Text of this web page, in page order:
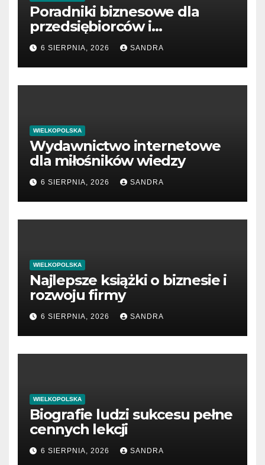
Poradniki biznesowe dla
przedsiębiorców i
menedżerów
6 SIERPNIA, 2026 SANDRA
WIELKOPOLSKA
Wydawnictwo internetowe
dla miłośników wiedzy
6 SIERPNIA, 2026 SANDRA
WIELKOPOLSKA
Najlepsze książki o biznesie i
rozwoju firmy
6 SIERPNIA, 2026 SANDRA
WIELKOPOLSKA
Biografie ludzi sukcesu pełne
cennych lekcji
6 SIERPNIA, 2026 SANDRA